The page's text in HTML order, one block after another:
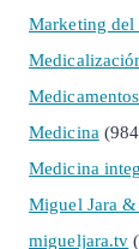
Marketing del
Medicina
Medicina
Miguel Jara
migueljara.tv